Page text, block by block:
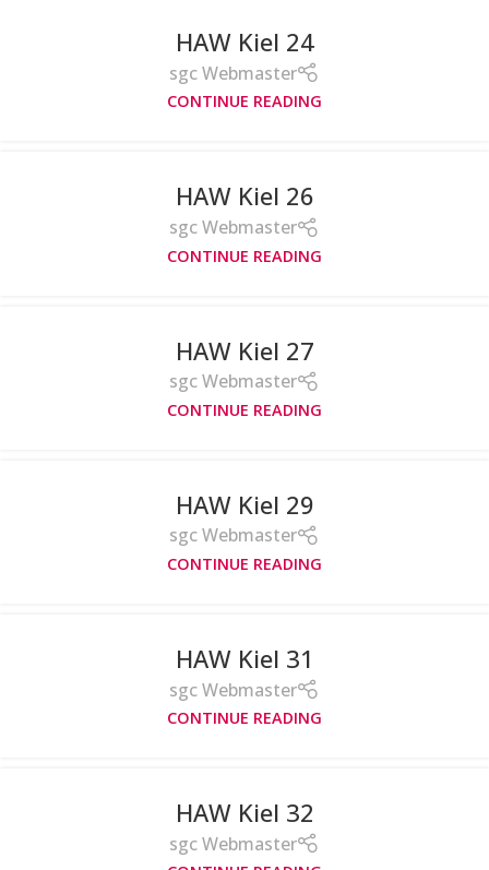
HAW Kiel 24
sgc Webmaster
CONTINUE READING
HAW Kiel 26
sgc Webmaster
CONTINUE READING
HAW Kiel 27
sgc Webmaster
CONTINUE READING
HAW Kiel 29
sgc Webmaster
CONTINUE READING
HAW Kiel 31
sgc Webmaster
CONTINUE READING
HAW Kiel 32
sgc Webmaster